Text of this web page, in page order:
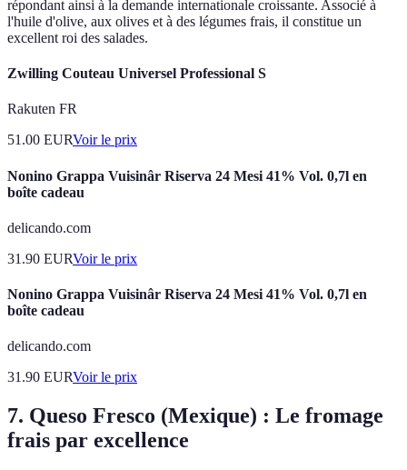
répondant ainsi à la demande internationale croissante. Associé à
l'huile d'olive, aux olives et à des légumes frais, il constitue un
excellent roi des salades.
Zwilling Couteau Universel Professional S
Rakuten FR
51.00 EURVoir le prix
Nonino Grappa Vuisinâr Riserva 24 Mesi 41% Vol. 0,7l en
boîte cadeau
delicando.com
31.90 EURVoir le prix
Nonino Grappa Vuisinâr Riserva 24 Mesi 41% Vol. 0,7l en
boîte cadeau
delicando.com
31.90 EURVoir le prix
7. Queso Fresco (Mexique) : Le fromage
frais par excellence